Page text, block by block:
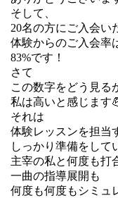
そして、
20名の方にご入会い
体験からのご入会率
83%です！
さて
この数字をどう見
私は高いと感じます
それは
体験レッスンを担当
しっかり準備をして
主宰の私と何度も打
一曲の指導展開も
何度も何度もシミュ